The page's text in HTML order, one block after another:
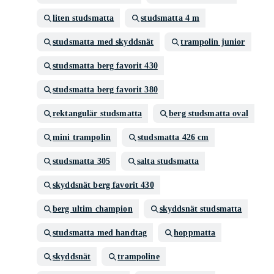
liten studsmatta studsmatta 4 m
studsmatta med skyddsnät trampolin junior
studsmatta berg favorit 430
studsmatta berg favorit 380
rektangulär studsmatta berg studsmatta oval
mini trampolin studsmatta 426 cm
studsmatta 305 salta studsmatta
skyddsnät berg favorit 430
berg ultim champion skyddsnät studsmatta
studsmatta med handtag hoppmatta
skyddsnät trampoline